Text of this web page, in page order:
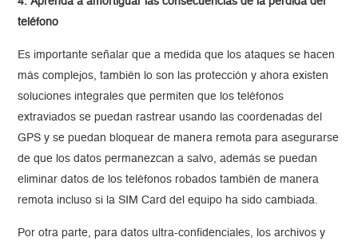
teléfono
Es importante señalar que a medida que los ataques se hacen
más complejos, también lo son las protección y ahora existen
soluciones integrales que permiten que los teléfonos
extraviados se puedan rastrear usando las coordenadas del
GPS y se puedan bloquear de manera remota para asegurarse
de que los datos permanezcan a salvo, además se puedan
eliminar datos de los teléfonos robados también de manera
remota incluso si la SIM Card del equipo ha sido cambiada.
Por otra parte, para datos ultra-confidenciales, los archivos y